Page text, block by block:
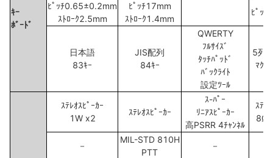
ｷｰ
ﾎﾞｰﾄﾞ
ﾋﾟｯﾁ0.65±0.2mm
ｽﾄﾛｰｸ2.5mm
ﾋﾟｯﾁ17mm
ｽﾄﾛｰｸ1.4mm
ﾋﾟｯﾁ
日本語
83ｷｰ
JIS配列
84ｷｰ
QWERTY
ﾌﾙｻｲｽﾞ
ﾀｯﾁﾊﾟｯﾄﾞ
ﾊﾞｯｸﾗｲﾄ
設定ﾂｰﾙ
5列
ﾏｸﾞ
ｽﾃﾚｵｽﾋﾟｰｶｰ
1W x2
ｽﾃﾚｵｽﾋﾟｰｶｰ
ｽ-ﾊﾟｰ
ﾘﾆｱｽﾋﾟｰｶｰ
高PSRR 4ﾁｬﾝﾈﾙ
ｽﾃﾚ
8Ω/
－
MIL-STD 810H
PTT
－